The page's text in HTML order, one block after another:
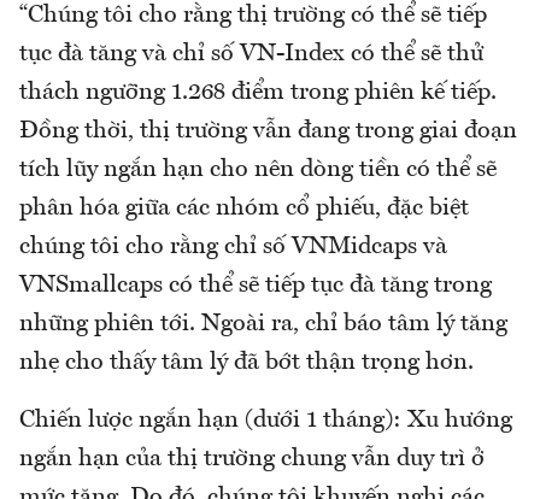
“Chúng tôi cho rằng thị trường có thể sẽ tiếp
tục đà tăng và chỉ số VN-Index có thể sẽ thử
thách ngưỡng 1.268 điểm trong phiên kế tiếp.
Đồng thời, thị trường vẫn đang trong giai đoạn
tích lũy ngắn hạn cho nên dòng tiền có thể sẽ
phân hóa giữa các nhóm cổ phiếu, đặc biệt
chúng tôi cho rằng chỉ số VNMidcaps và
VNSmallcaps có thể sẽ tiếp tục đà tăng trong
những phiên tới. Ngoài ra, chỉ báo tâm lý tăng
nhẹ cho thấy tâm lý đã bớt thận trọng hơn.
Chiến lược ngắn hạn (dưới 1 tháng): Xu hướng
ngắn hạn của thị trường chung vẫn duy trì ở